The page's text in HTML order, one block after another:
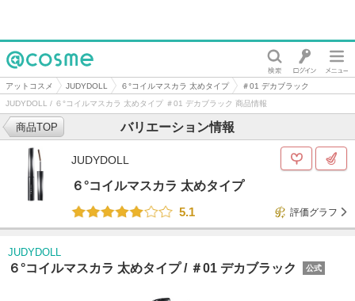
@cosme
アットコスメ JUDYDOLL ６°コイルマスカラ 太めタイプ
＃01 デカブラック
JUDYDOLL / ６°コイルマスカラ 太めタイプ ＃01 デカブラック 商品情報
バリエーション情報
商品TOP
JUDYDOLL
６°コイルマスカラ 太めタイプ
5.1
評価グラフ
JUDYDOLL
６°コイルマスカラ 太めタイプ / ＃01 デカブラック 公式